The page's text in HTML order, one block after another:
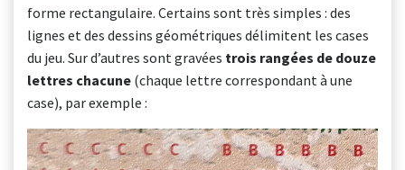
forme rectangulaire. Certains sont très simples : des
lignes et des dessins géométriques délimitent les cases
du jeu. Sur d’autres sont gravées trois rangées de douze
lettres chacune (chaque lettre correspondant à une
case), par exemple :